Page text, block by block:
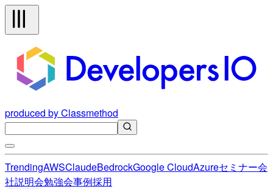
produced by Classmethod
TrendingAWSClaudeBedrockGoogle CloudAzureセミナー会
社説明会勉強会事例採用